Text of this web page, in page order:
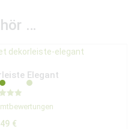
…
Elegant
mit
€